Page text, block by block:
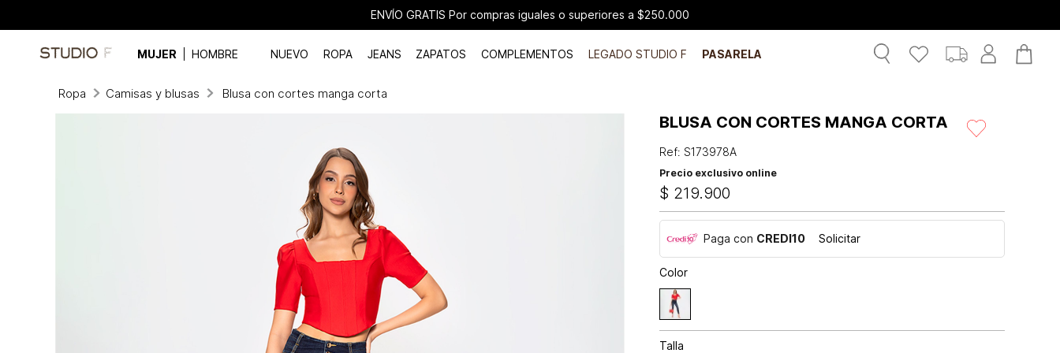
ENVÍO GRATIS Por compras iguales o superiores a $250.000
MUJER HOMBRE NUEVO ROPA JEANS ZAPATOS COMPLEMENTOS LEGADO STUDIO F PASARELA
Ropa Camisas y blusas Blusa con cortes manga corta
BLUSA CON CORTES MANGA CORTA
Ref:S173978A
Precio exclusivo online
$ 219.900
Paga con CREDI10 Solicitar
Color
Talla